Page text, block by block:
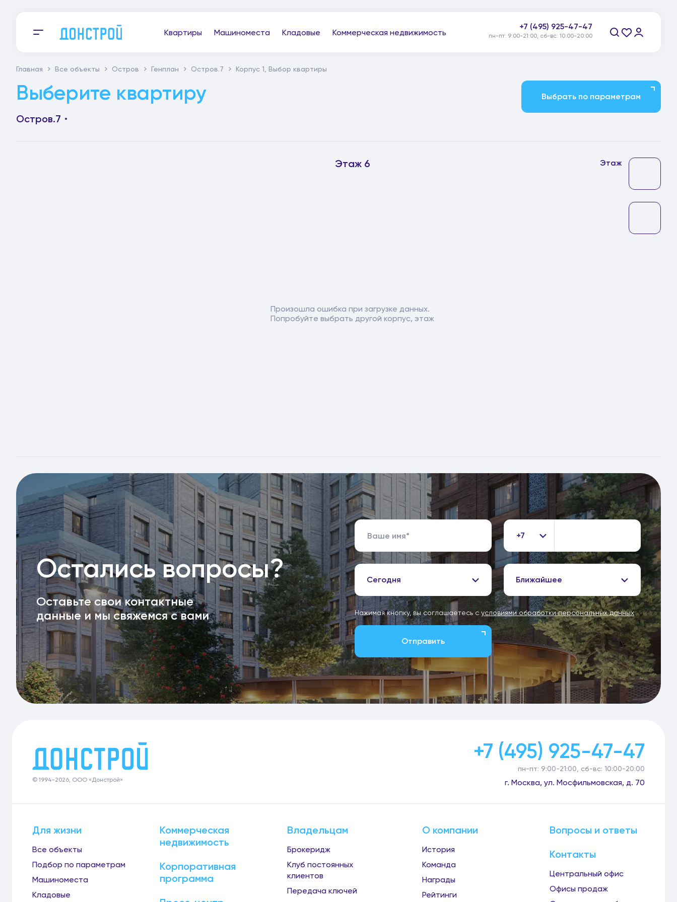
Квартиры Машиноместа Кладовые Коммерческая недвижимость
+7 (495) 925-47-47
пн-пт: 9:00-21:00, сб-вс: 10:00-20:00
Главная Все объекты Остров Генплан Остров.7 Корпус 1, Выбор квартиры
Выберите квартиру Выбрать по параметрам
Остров.7
Этаж 6
Произошла ошибка при загрузке данных.
Попробуйте выбрать другой корпус, этаж
Этаж
Остались вопросы?
Оставьте свои контактные
данные и мы свяжемся с вами
+7
Сегодня Ближайшее
Нажимая кнопку, вы соглашаетесь с условиями обработки персональных данных
Отправить
© 1994-2026, ООО «Донстрой»
+7 (495) 925-47-47
пн-пт: 9:00-21:00, сб-вс: 10:00-20:00
г. Москва, ул. Мосфильмовская, д. 70
Для жизни
Все объекты
Подбор по параметрам
Машиноместа
Кладовые
Коммерческая
недвижимость
Корпоративная
программа
Владельцам
Брокеридж
Клуб постоянных
клиентов
Передача ключей
О компании
История
Команда
Награды
Рейтинги
Вопросы и ответы
Контакты
Центральный офис
Офисы продаж